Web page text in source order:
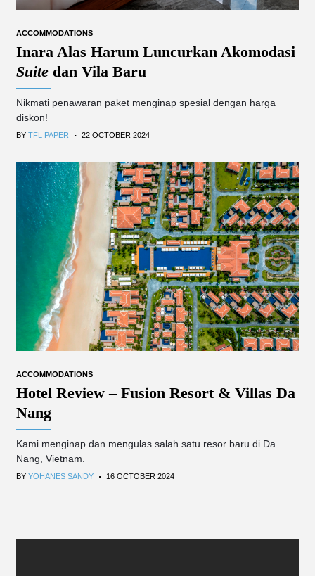
ACCOMMODATIONS
Inara Alas Harum Luncurkan Akomodasi
Suite dan Vila Baru
Nikmati penawaran paket menginap spesial dengan harga
diskon!
BY TFL PAPER . 22 OCTOBER 2024
ACCOMMODATIONS
Hotel Review – Fusion Resort & Villas Da
Nang
Kami menginap dan mengulas salah satu resor baru di Da
Nang, Vietnam.
BY YOHANES SANDY . 16 OCTOBER 2024